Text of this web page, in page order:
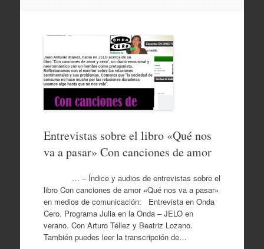
Entrevistas sobre el libro «Qué nos
va a pasar» Con canciones de amor
… – Índice y audios de entrevistas sobre el
libro Con canciones de amor «Qué nos va a pasar»
en medios de comunicación: Entrevista en Onda
Cero. Programa Julia en la Onda – JELO en
verano. Con Arturo Téllez y Beatriz Lozano.
También puedes leer la transcripción de…